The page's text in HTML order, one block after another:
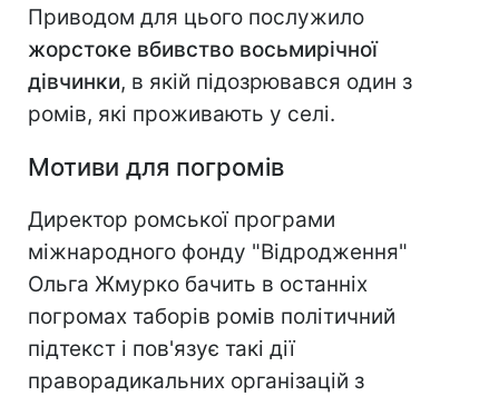
Приводом для цього послужило
жорстоке вбивство восьмирічної
дівчинки, в якій підозрювався один з
ромів, які проживають у селі.
Мотиви для погромів
Директор ромської програми
міжнародного фонду "Відродження"
Ольга Жмурко бачить в останніх
погромах таборів ромів політичний
підтекст і пов'язує такі дії
праворадикальних організацій з